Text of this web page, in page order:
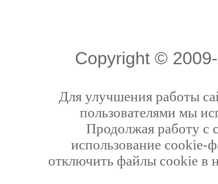
Copyright ©
Для улучшения работы
пользователями мы
Продолжая работу с
использование cookie-
отключить файлы cookie в